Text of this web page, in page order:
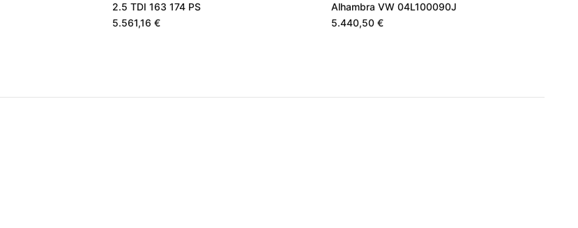
2.5 TDI 163 174 PS
5.561,16 €
Alhambra VW 04L100090J
5.440,50 €